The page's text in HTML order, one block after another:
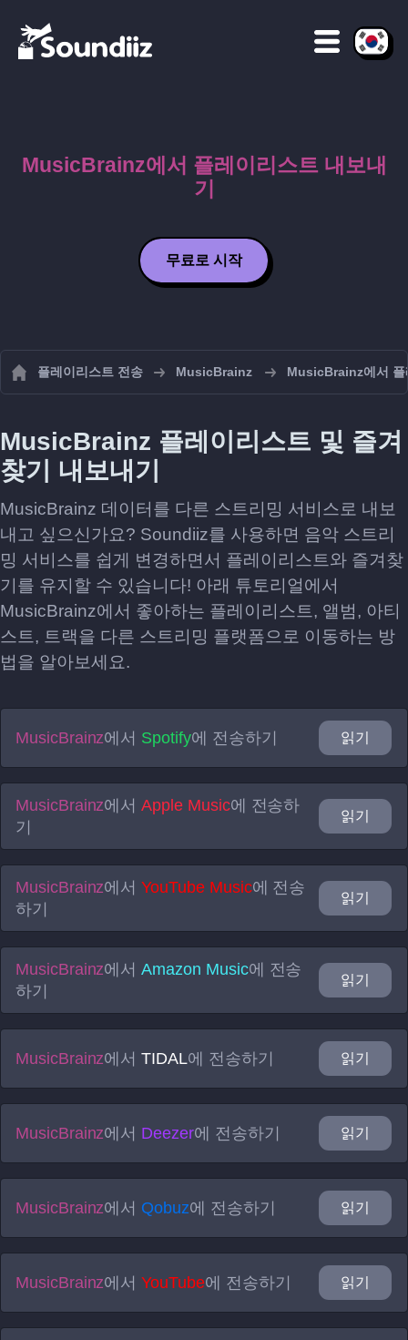
MusicBrainz에서 플레이리스트 내보내
기
무료로 시작
플레이리스트 전송 MusicBrainz MusicBrainz에서 플
MusicBrainz 플레이리스트 및 즐겨
찾기 내보내기
MusicBrainz 데이터를 다른 스트리밍 서비스로 내보
내고 싶으신가요? Soundiiz를 사용하면 음악 스트리
밍 서비스를 쉽게 변경하면서 플레이리스트와 즐겨찾
기를 유지할 수 있습니다! 아래 튜토리얼에서
MusicBrainz에서 좋아하는 플레이리스트, 앨범, 아티
스트, 트랙을 다른 스트리밍 플랫폼으로 이동하는 방
법을 알아보세요.
MusicBrainz에서 Spotify에 전송하기 읽기
MusicBrainz에서Apple Music에 전송하
기
읽기
MusicBrainz에서YouTube Music에 전송
하기
읽기
MusicBrainz에서Amazon Music에 전송
하기
읽기
MusicBrainz에서TIDAL에 전송하기 읽기
MusicBrainz에서 Deezer에 전송하기 읽기
MusicBrainz에서 Qobuz에 전송하기 읽기
MusicBrainz에서YouTube에 전송하기 읽기